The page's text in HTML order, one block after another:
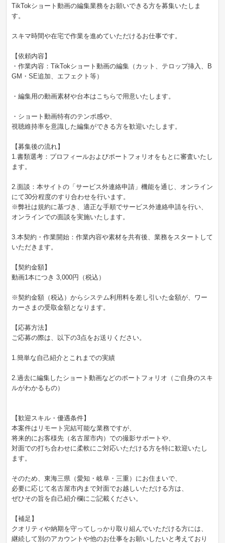
TikTokショート動画の編集業務をお願いできる方を募集いたしま
す。
スキマ時間や在宅で作業を進めていただけるお仕事です。
【依頼内容】
・作業内容：TikTokショート動画の編集（カット、テロップ挿入、B
GM・SE追加、エフェクト等）
・編集用の動画素材や台本はこちらで用意いたします。
・ショート動画特有のテンポ感や、
視聴維持率を意識した編集ができる方を歓迎いたします。
【募集後の流れ】
1.書類選考：プロフィールおよびポートフォリオをもとに審査いたし
ます。
2.面談：本サイトの「サービス外連絡申請」機能を通じ、オンライン
にて30分程度のすり合わせを行います。
※弊社は規約に基づき、適正な手順でサービス外連絡申請を行い、
オンラインでの面談を実施いたします。
3.本契約・作業開始：作業内容や素材を共有後、業務をスタートして
いただきます。
【契約金額】
動画1本につき 3,000円（税込）
※契約金額（税込）からシステム利用料を差し引いた金額が、ワー
カーさまの受取金額となります。
【応募方法】
ご応募の際は、以下の3点をお送りください。
1.簡単な自己紹介とこれまでの実績
2.過去に編集したショート動画などのポートフォリオ（ご自身のスキ
ルがわかるもの）
【歓迎スキル・優遇条件】
本案件はリモート完結可能な業務ですが、
将来的にお客様先（名古屋市内）での撮影サポートや、
対面での打ち合わせに柔軟にご対応いただける方を特に歓迎いたし
ます。
そのため、東海三県（愛知・岐阜・三重）にお住まいで、
必要に応じて名古屋市内まで対面でお越しいただける方は、
ぜひその旨を自己紹介欄にご記載ください。
【補足】
クオリティや納期を守ってしっかり取り組んでいただける方には、
継続して別のアカウントや他のお仕事をお願いしたいと考えており